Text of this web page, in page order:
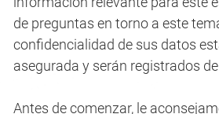
de preguntas en torno a este
confidencialidad de sus datos
asegurada y serán registrados
Antes de comenzar, le